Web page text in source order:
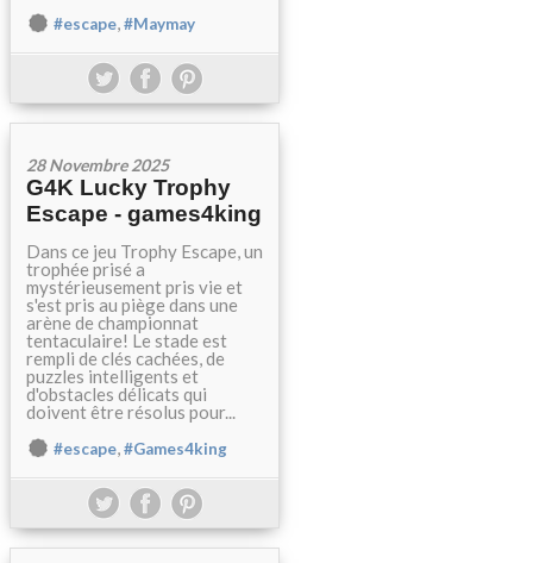
#escape,#Maymay
28 Novembre 2025
G4K Lucky Trophy
Escape - games4king
Dans ce jeu Trophy Escape, un
trophée prisé a
mystérieusement pris vie et
s'est pris au piège dans une
arène de championnat
tentaculaire! Le stade est
rempli de clés cachées, de
puzzles intelligents et
d'obstacles délicats qui
doivent être résolus pour...
#escape,#Games4king